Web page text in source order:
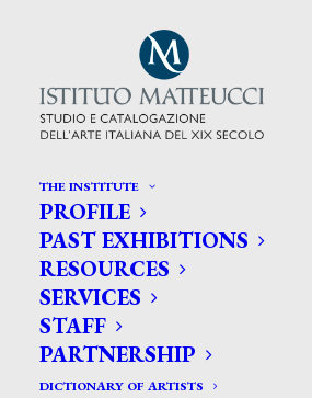
THE INSTITUTE
PROFILE
PAST EXHIBITIONS
RESOURCES
SERVICES
STAFF
PARTNERSHIP
DICTIONARY OF ARTISTS
CERCA TRA GLI ARTISTI:
Search
for: